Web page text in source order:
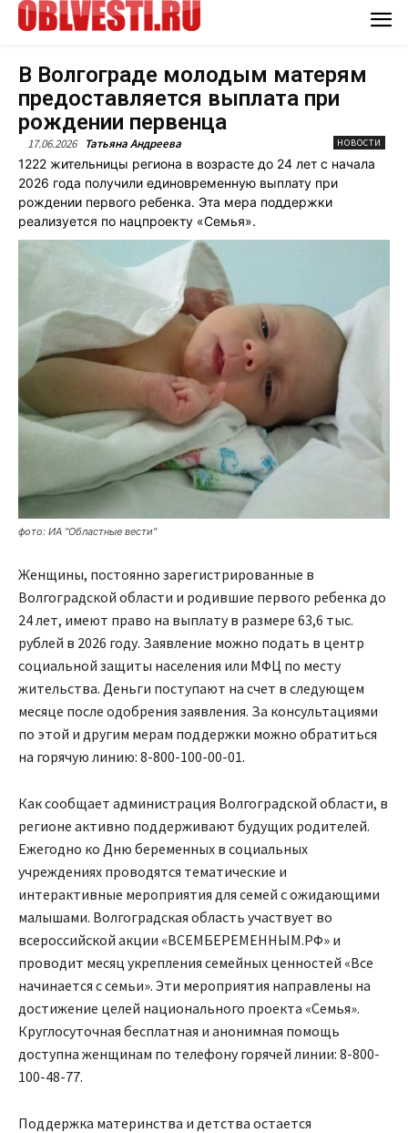
В Волгограде молодым матерям
предоставляется выплата при
рождении первенца
17.06.2026 Татьяна Андреева НОВОСТИ
1222 жительницы региона в возрасте до 24 лет с начала
2026 года получили единовременную выплату при
рождении первого ребенка. Эта мера поддержки
реализуется по нацпроекту «Семья».
фото: ИА "Областные вести"
Женщины, постоянно зарегистрированные в
Волгоградской области и родившие первого ребенка до
24 лет, имеют право на выплату в размере 63,6 тыс.
рублей в 2026 году. Заявление можно подать в центр
социальной защиты населения или МФЦ по месту
жительства. Деньги поступают на счет в следующем
месяце после одобрения заявления. За консультациями
по этой и другим мерам поддержки можно обратиться
на горячую линию: 8-800-100-00-01.
Как сообщает администрация Волгоградской области, в
регионе активно поддерживают будущих родителей.
Ежегодно ко Дню беременных в социальных
учреждениях проводятся тематические и
интерактивные мероприятия для семей с ожидающими
малышами. Волгоградская область участвует во
всероссийской акции «ВСЕМБЕРЕМЕННЫМ.РФ» и
проводит месяц укрепления семейных ценностей «Все
начинается с семьи». Эти мероприятия направлены на
достижение целей национального проекта «Семья».
Круглосуточная бесплатная и анонимная помощь
доступна женщинам по телефону горячей линии: 8-800-
100-48-77.
Поддержка материнства и детства остается